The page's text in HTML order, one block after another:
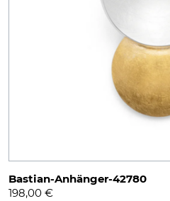
Bastian-Anhänger-42780
198,00 €